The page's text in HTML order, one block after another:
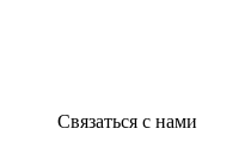
Связаться с нами